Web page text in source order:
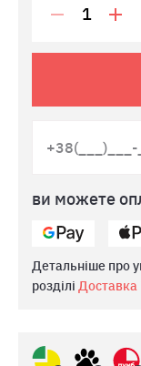
ви можете
Детальніше про
розділі Доставка